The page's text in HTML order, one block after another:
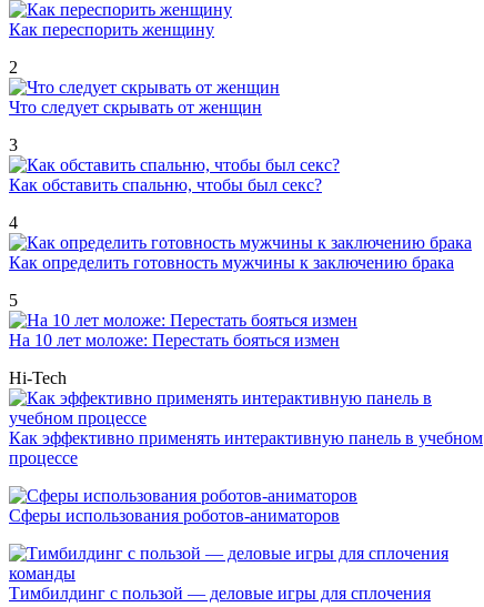
Как переспорить женщину
2
Что следует скрывать от женщин
3
Как обставить спальню, чтобы был секс?
4
Как определить готовность мужчины к заключению брака
5
На 10 лет моложе: Перестать бояться измен
Hi-Tech
Как эффективно применять интерактивную панель в учебном
процессе
Сферы использования роботов-аниматоров
Тимбилдинг с пользой — деловые игры для сплочения